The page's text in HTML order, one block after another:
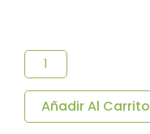
Premium
350
ML
30
Añadir Al Carrito